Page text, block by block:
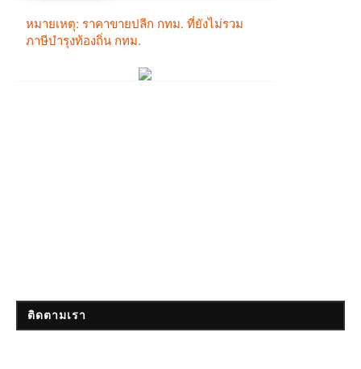
ติดตามเรา